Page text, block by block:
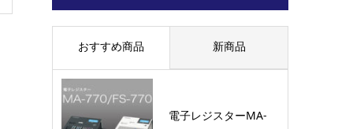
おすすめ商品 新商品
電子レジスターMA-